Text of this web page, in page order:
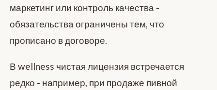
маркетинг или контроль качества -
обязательства ограничены тем, что
прописано в договоре.
В wellness чистая лицензия встречается
редко - например, при продаже пивной